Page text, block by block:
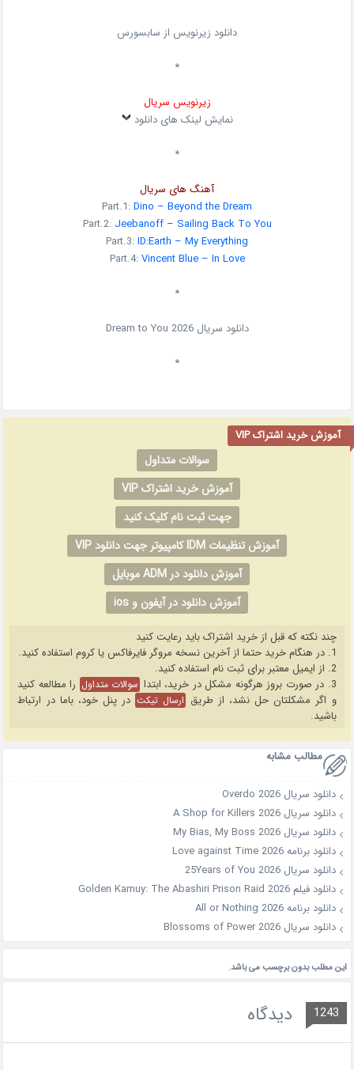
دانلود زیرنویس از سابسورس
*
زیرنویس سریال
نمایش لینک های دانلود
*
آهنگ های سریال
Part.1:Dino – Beyond the Dream
Part.2: Jeebanoff – Sailing Back To You
Part.3:ID:Earth – My Everything
Part.4:Vincent Blue – In Love
*
دانلود سریال Dream to You 2026
*
آموزش خرید اشتراک VIP
سوالات متداول
آموزش خرید اشتراک VIP
جهت ثبت نام کلیک کنید
آموزش تنظیمات IDM کامپیوتر جهت دانلود VIP
آموزش دانلود در ADM موبایل
آموزش دانلود در آیفون و ios
چند نکته که قبل از خرید اشتراک باید رعایت کنید
1. در هنگام خرید حتما از آخرین نسخه مروگر فایرفاکس یا کروم استفاده کنید.
2. از ایمیل معتبر برای ثبت نام استفاده کنید.
3. در صورت بروز هرگونه مشکل در خرید، ابتدا
سوالات متداول را مطالعه کنید
و اگر مشکلتان حل نشد، از طریق ارسال تیکت در پنل خود، باما در ارتباط
باشید.
مطالب مشابه
دانلود سریال Overdo 2026
دانلود سریال A Shop for Killers 2026
دانلود سریال My Bias, My Boss 2026
دانلود برنامه Love against Time 2026
دانلود سریال 25Years of You 2026
دانلود فیلم Golden Kamuy: The Abashiri Prison Raid 2026
دانلود برنامه All or Nothing 2026
دانلود سریال Blossoms of Power 2026
این مطلب بدون برچسب می باشد.
1243 دیدگاه